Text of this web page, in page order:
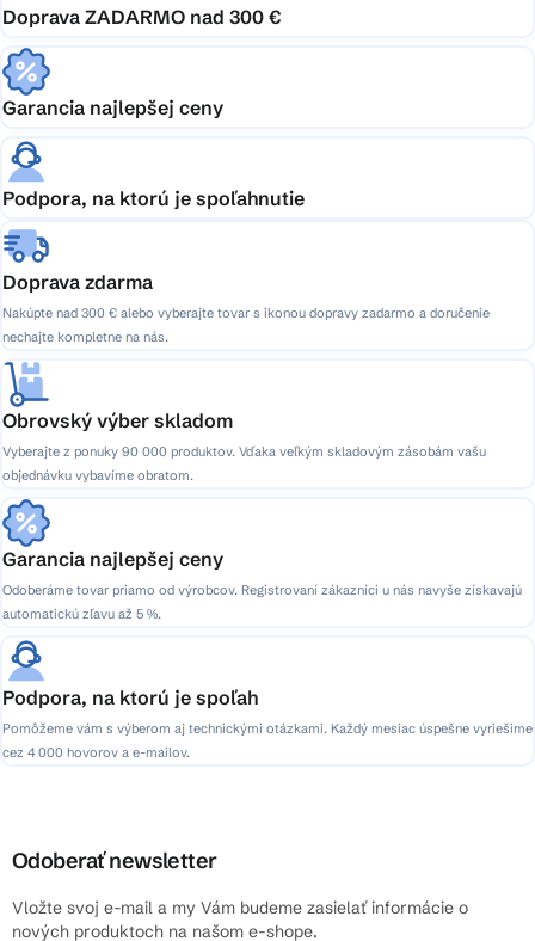
Doprava ZADARMO nad 300 €
Garancia najlepšej ceny
Podpora, na ktorú je spoľahnutie
Doprava zdarma
Nakúpte nad 300 € alebo vyberajte tovar s ikonou dopravy zadarmo a doručenie
nechajte kompletne na nás.
Obrovský výber skladom
Vyberajte z ponuky 90 000 produktov. Vďaka veľkým skladovým zásobám vašu
objednávku vybavíme obratom.
Garancia najlepšej ceny
Odoberáme tovar priamo od výrobcov. Registrovaní zákazníci u nás navyše získavajú
automatickú zľavu až 5 %.
Podpora, na ktorú je spoľah
Pomôžeme vám s výberom aj technickými otázkami. Každý mesiac úspešne vyriešime
cez 4 000 hovorov a e-mailov.
Odoberať newsletter
Vložte svoj e-mail a my Vám budeme zasielať informácie o
nových produktoch na našom e-shope.